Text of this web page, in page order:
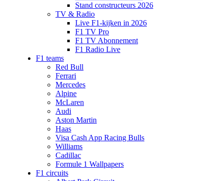
Stand constructeurs 2026
TV & Radio
Live F1-kijken in 2026
F1 TV Pro
F1 TV Abonnement
F1 Radio Live
F1 teams
Red Bull
Ferrari
Mercedes
Alpine
McLaren
Audi
Aston Martin
Haas
Visa Cash App Racing Bulls
Williams
Cadillac
Formule 1 Wallpapers
F1 circuits